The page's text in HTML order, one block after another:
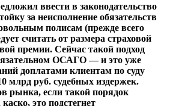
ввести в законодательство
за неисполнение обязательств
полисам (прежде всего
считать от размера страховой
премии. Сейчас такой подход
ОСАГО — и это уже
доплатами клиентам по суду
млрд руб. судебных издержек.
рынка, если такой порядок
это подстегнет